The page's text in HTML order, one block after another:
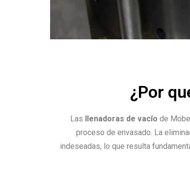
¿Por
Las llenadoras de vacío de
proceso de envasado. La
indeseadas, lo que resulta